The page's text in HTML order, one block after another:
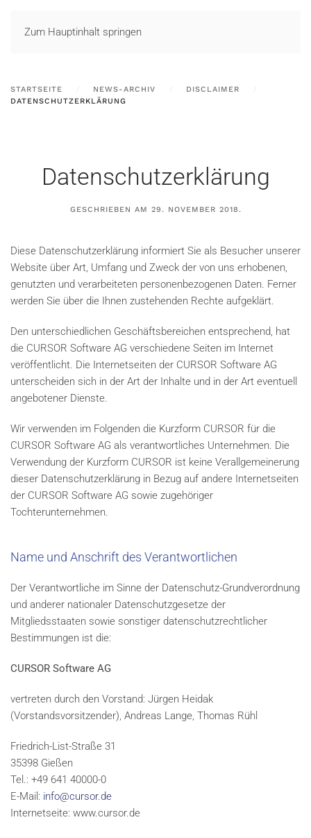
Zum Hauptinhalt springen
STARTSEITE NEWS-ARCHIV
DISCLAIMER
DATENSCHUTZERKLÄRUNG
Datenschutzerklärung
GESCHRIEBEN AM 29. NOVEMBER 2018.
Diese Datenschutzerklärung informiert Sie als Besucher unserer
Website über Art, Umfang und Zweck der von uns erhobenen,
genutzten und verarbeiteten personenbezogenen Daten. Ferner
werden Sie über die Ihnen zustehenden Rechte aufgeklärt.
Den unterschiedlichen Geschäftsbereichen entsprechend, hat
die CURSOR Software AG verschiedene Seiten im Internet
veröffentlicht. Die Internetseiten der CURSOR Software AG
unterscheiden sich in der Art der Inhalte und in der Art eventuell
angebotener Dienste.
Wir verwenden im Folgenden die Kurzform CURSOR für die
CURSOR Software AG als verantwortliches Unternehmen. Die
Verwendung der Kurzform CURSOR ist keine Verallgemeinerung
dieser Datenschutzerklärung in Bezug auf andere Internetseiten
der CURSOR Software AG sowie zugehöriger
Tochterunternehmen.
Name und Anschrift des Verantwortlichen
Der Verantwortliche im Sinne der Datenschutz-Grundverordnung
und anderer nationaler Datenschutzgesetze der
Mitgliedsstaaten sowie sonstiger datenschutzrechtlicher
Bestimmungen ist die:
CURSOR Software AG
vertreten durch den Vorstand: Jürgen Heidak
(Vorstandsvorsitzender), Andreas Lange, Thomas Rühl
Friedrich-List-Straße 31
35398 Gießen
Tel.: +49 641 40000-0
E-Mail: info@cursor.de
Internetseite: www.cursor.de